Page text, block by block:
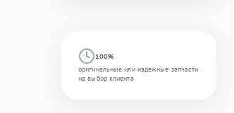
100%
оригинальные или надежные запчасти
на выбор клиента